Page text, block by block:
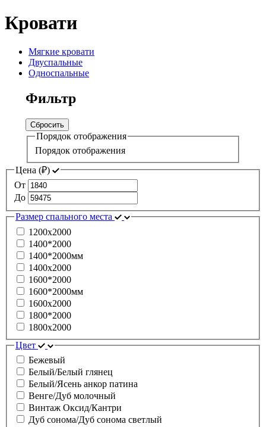
Кровати
Мягкие кровати
Двуспальные
Односпальные
Фильтр
Сбросить
Порядок отображения
Порядок отображения
Цена (₽)
От
До
Размер спального места
1200х2000
1400*2000
1400*2000мм
1400х2000
1600*2000
1600*2000мм
1600х2000
1800*2000
1800х2000
Цвет
Бежевый
Белый/Белый глянец
Белый/Ясень анкор патина
Венге/Дуб молочный
Винтаж Оксид/Кантри
Дуб сонома/Дуб сонома светлый